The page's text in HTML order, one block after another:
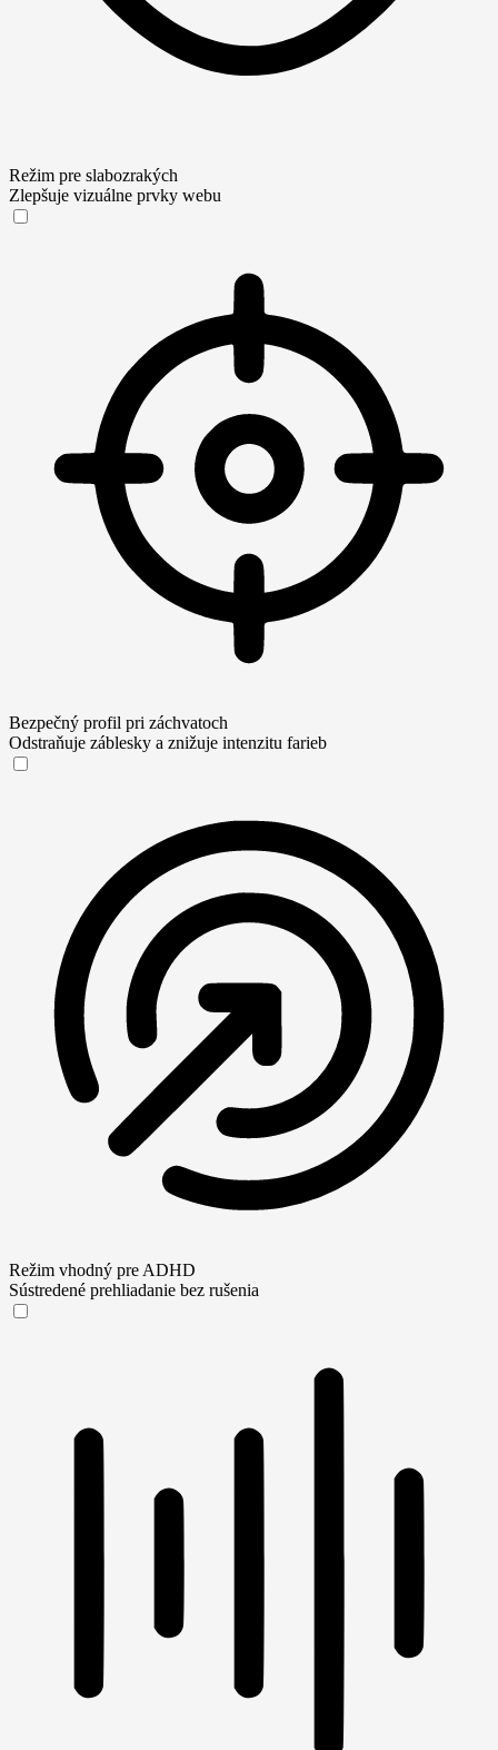
Režim pre slabozrakých
Zlepšuje vizuálne prvky webu
Bezpečný profil pri záchvatoch
Odstraňuje záblesky a znižuje intenzitu farieb
Režim vhodný pre ADHD
Sústredené prehliadanie bez rušenia